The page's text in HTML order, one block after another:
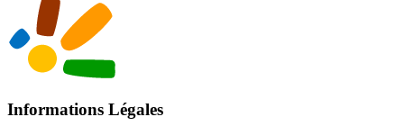
Informations Légales